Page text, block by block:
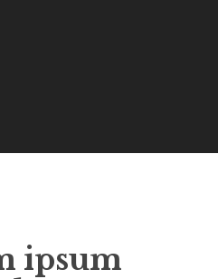
ipsum